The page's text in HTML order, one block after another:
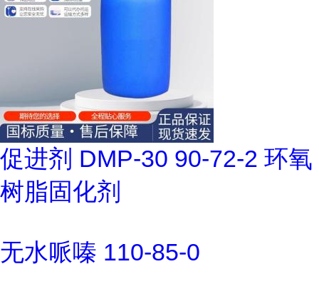
促进剂 DMP-30 90-72-2 环氧
树脂固化剂
无水哌嗪 110-85-0